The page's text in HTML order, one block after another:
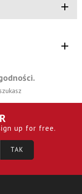


up for free.